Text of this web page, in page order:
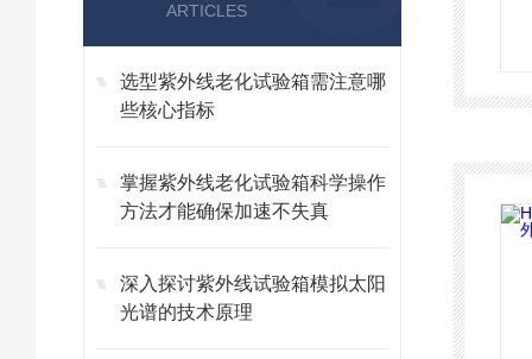
ARTICLES
选型紫外线老化试验箱需注意哪
些核心指标
掌握紫外线老化试验箱科学操作
方法才能确保加速不失真
深入探讨紫外线试验箱模拟太阳
光谱的技术原理